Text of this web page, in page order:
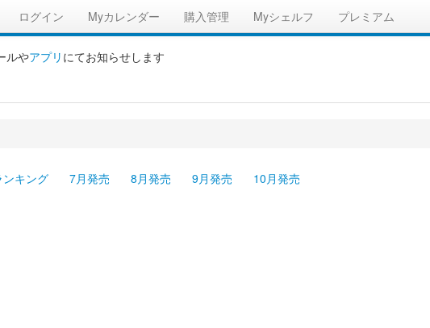
ログイン Myカレンダー 購入管理 Myシェルフ プレミアム
ルやアプリ にてお知らせします
ンキング 7月発売 8月発売 9月発売 10月発売